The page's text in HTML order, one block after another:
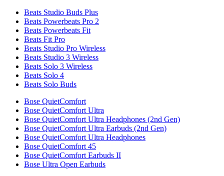
Beats Studio Buds Plus
Beats Powerbeats Pro 2
Beats Powerbeats Fit
Beats Fit Pro
Beats Studio Pro Wireless
Beats Studio 3 Wireless
Beats Solo 3 Wireless
Beats Solo 4
Beats Solo Buds
Bose QuietComfort
Bose QuietComfort Ultra
Bose QuietComfort Ultra Headphones (2nd Gen)
Bose QuietComfort Ultra Earbuds (2nd Gen)
Bose QuietComfort Ultra Headphones
Bose QuietComfort 45
Bose QuietComfort Earbuds II
Bose Ultra Open Earbuds